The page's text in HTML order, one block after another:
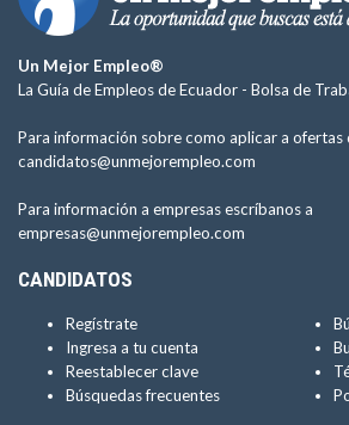
Un Mejor Empleo®
La Guía de Empleos de Ecuador - Bolsa de
Para información sobre como aplicar a ofertas
candidatos@unmejorempleo.com
Para información a empresas escríbanos a
empresas@unmejorempleo.com
CANDIDATOS
Regístrate
Ingresa a tu cuenta
Reestablecer clave
Búsquedas frecuentes